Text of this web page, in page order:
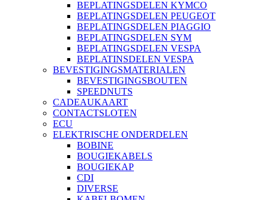
BEPLATINGSDELEN KYMCO
BEPLATINGSDELEN PEUGEOT
BEPLATINGSDELEN PIAGGIO
BEPLATINGSDELEN SYM
BEPLATINGSDELEN VESPA
BEPLATINSDELEN VESPA
BEVESTIGINGSMATERIALEN
BEVESTIGINGSBOUTEN
SPEEDNUTS
CADEAUKAART
CONTACTSLOTEN
ECU
ELEKTRISCHE ONDERDELEN
BOBINE
BOUGIEKABELS
BOUGIEKAP
CDI
DIVERSE